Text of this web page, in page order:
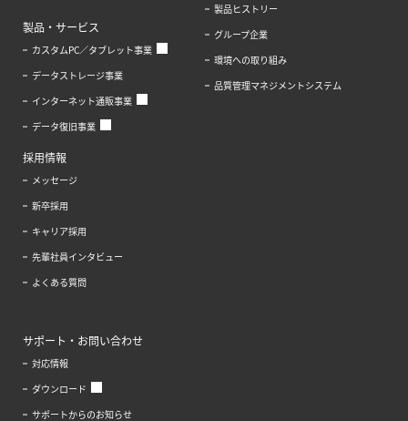
製品・サービス
カスタムPC／タブレット事業
データストレージ事業
インターネット通販事業
データ復旧事業
製品ヒストリー
グループ企業
環境への取り組み
品質管理マネジメントシステム
採用情報
メッセージ
新卒採用
キャリア採用
先輩社員インタビュー
よくある質問
サポート・お問い合わせ
対応情報
ダウンロード
サポートからのお知らせ